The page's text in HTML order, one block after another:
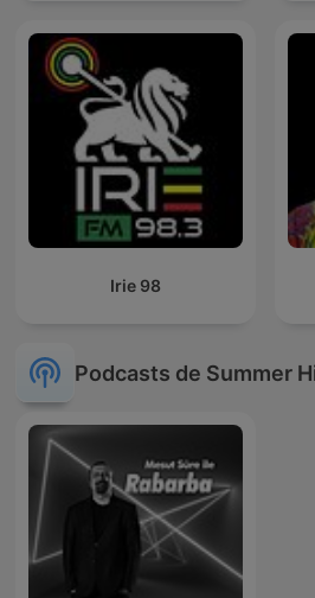
Irie 98
Podcasts de Summer